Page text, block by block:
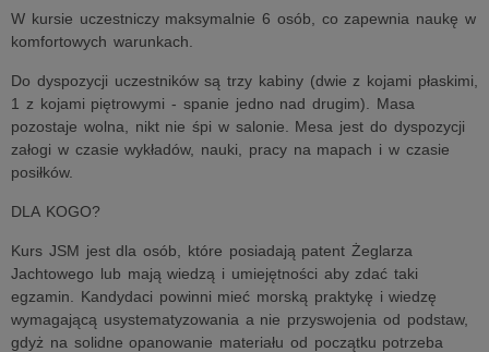
W kursie uczestniczy maksymalnie 6 osób, co zapewnia naukę w
komfortowych warunkach.
Do dyspozycji uczestników są trzy kabiny (dwie z kojami płaskimi,
1 z kojami piętrowymi - spanie jedno nad drugim). Masa
pozostaje wolna, nikt nie śpi w salonie. Mesa jest do dyspozycji
załogi w czasie wykładów, nauki, pracy na mapach i w czasie
posiłków.
DLA KOGO?
Kurs JSM jest dla osób, które posiadają patent Żeglarza
Jachtowego lub mają wiedzą i umiejętności aby zdać taki
egzamin. Kandydaci powinni mieć morską praktykę i wiedzę
wymagającą usystematyzowania a nie przyswojenia od podstaw,
gdyż na solidne opanowanie materiału od początku potrzeba